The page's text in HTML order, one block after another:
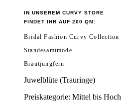
IN UNSEREM CURVY STORE
FINDET IHR AUF 200 QM:
Bridal Fashion Curvy Collection
Standesamtmode
Brautjungfern
Juwelblüte (Trauringe)
Preiskategorie: Mittel bis Hoch